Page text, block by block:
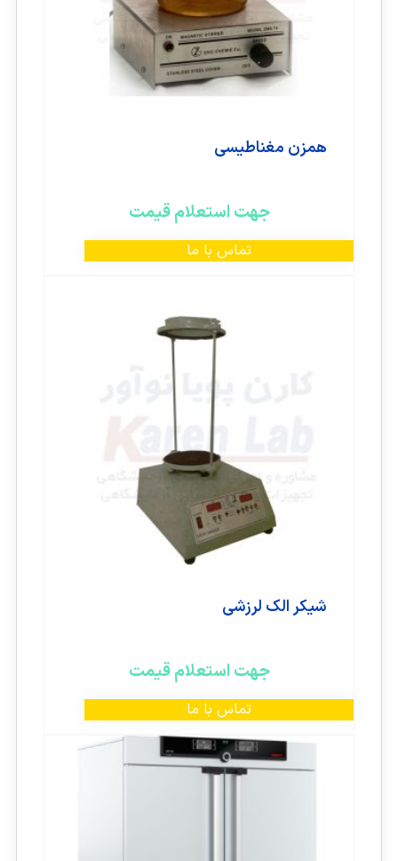
همزن مغناطیسی
جهت استعلام قیمت
تماس با ما
شیکر الک لرزشی
جهت استعلام قیمت
تماس با ما